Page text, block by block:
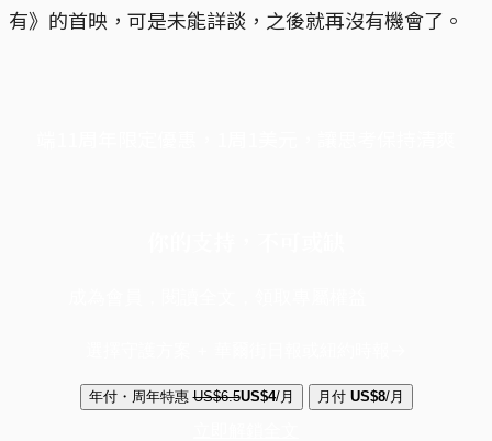
有》的首映，可是未能詳談，之後就再沒有機會了。
年付・周年特惠 US$6.5US$4/月 月付 US$8/月